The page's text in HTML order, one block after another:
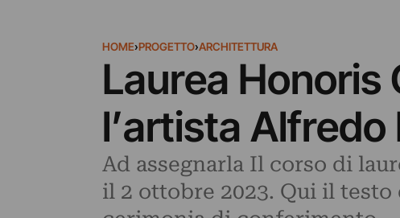
HOME›PROGETTO›ARCHITETTURA
Laurea
l’artista
Ad assegnarla Il corso di
il 2 ottobre 2023. Qui il